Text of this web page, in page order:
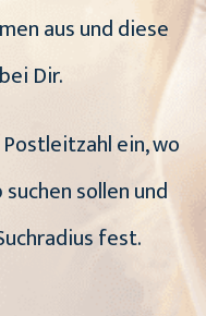
aus und diese
Dir.
ein, wo
sollen und
fest.